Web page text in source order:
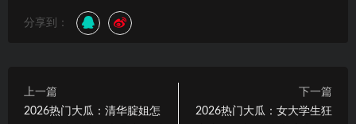
分享到：
上一篇
2026热门大瓜：清华腚姐怎
下一篇
2026热门大瓜：女大学生狂